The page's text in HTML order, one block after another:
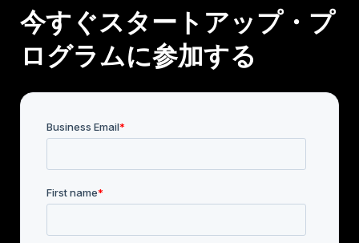
今すぐスタートアップ・プ
ログラムに参加する